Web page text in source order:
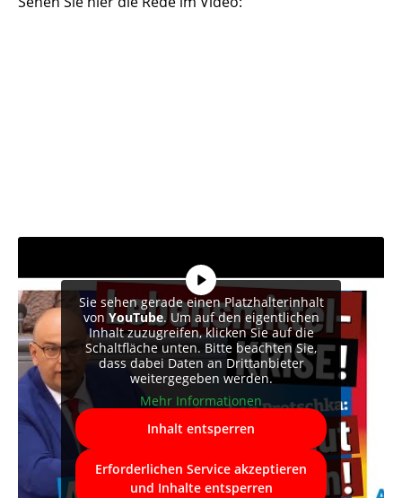
Sie sehen gerade einen Platzhalterinhalt
von YouTube. Um auf den eigentlichen
Inhalt zuzugreifen, klicken Sie auf die
Schaltfläche unten. Bitte beachten Sie,
dass dabei Daten an Drittanbieter
weitergegeben werden.
Mehr Informationen
Inhalt entsperren
Erforderlichen Service akzeptieren
und Inhalte entsperren